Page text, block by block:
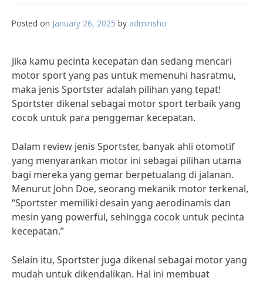
Posted on January 26, 2025 by adminsho
Jika kamu pecinta kecepatan dan sedang mencari
motor sport yang pas untuk memenuhi hasratmu,
maka jenis Sportster adalah pilihan yang tepat!
Sportster dikenal sebagai motor sport terbaik yang
cocok untuk para penggemar kecepatan.
Dalam review jenis Sportster, banyak ahli otomotif
yang menyarankan motor ini sebagai pilihan utama
bagi mereka yang gemar berpetualang di jalanan.
Menurut John Doe, seorang mekanik motor terkenal,
“Sportster memiliki desain yang aerodinamis dan
mesin yang powerful, sehingga cocok untuk pecinta
kecepatan.”
Selain itu, Sportster juga dikenal sebagai motor yang
mudah untuk dikendalikan. Hal ini membuat